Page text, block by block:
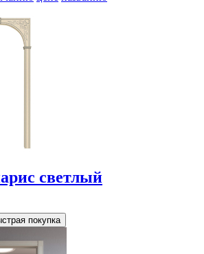
светлый
покупка